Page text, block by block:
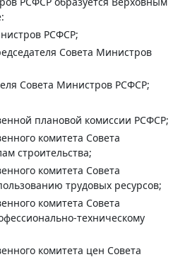
РСФСР;
Совета Министров
Совета Министров РСФСР;
плановой комиссии РСФСР;
комитета Совета
строительства;
комитета Совета
трудовых ресурсов;
комитета Совета
техническому
комитета цен Совета